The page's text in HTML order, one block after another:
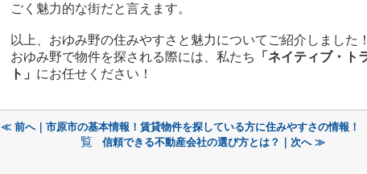
ごく魅力的な街だと言えます。
以上、おゆみ野の住みやすさと魅力についてご紹介しました！
おゆみ野で物件を探される際には、私たち
「ネイティブ・ト
ト」 にお任せください！
≪ 前へ｜市原市の基本情報！賃貸物件を探している方に住みやすさの情報！
覧
信頼できる不動産会社の選び方とは？｜次へ ≫